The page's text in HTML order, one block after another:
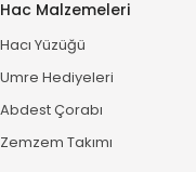
Hac Malzemeleri
Hacı Yüzüğü
Umre Hediyeleri
Abdest Çorabı
Zemzem Takımı